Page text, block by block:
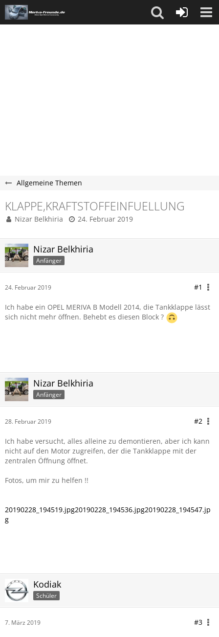
Allgemeine Themen
KLAPPE,KRAFTSTOFFEINFUELLUNG
Nizar Belkhiria 24. Februar 2019
Nizar Belkhiria
Anfänger
24. Februar 2019 #1
Ich habe ein OPEL MERIVA B Modell 2014, die Tankklappe lässt
sich nicht mehr öffnen. Behebt es diesen Block ?
Nizar Belkhiria
Anfänger
28. Februar 2019 #2
Ich habe versucht, alles alleine zu demontieren, aber ich kann
nicht auf den Motor zugreifen, der die Tankklappe mit der
zentralen Öffnung öffnet.
Fotos, um mir zu helfen !!
20190228_194519.jpg20190228_194536.jpg20190228_194547.jp
g
Kodiak
Schüler
7. März 2019 #3